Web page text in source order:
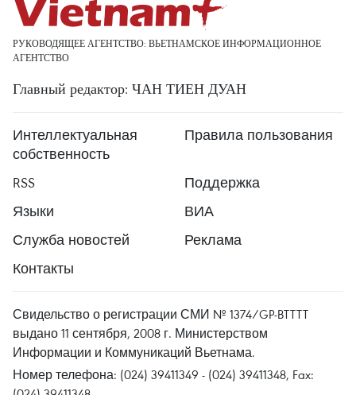
РУКОВОДЯЩЕЕ АГЕНТСТВО: ВЬЕТНАМСКОЕ ИНФОРМАЦИОННОЕ
АГЕНТСТВО
Главный редактор: ЧАН ТИЕН ДУАН
Интеллектуальная
собственность
Правила пользования
RSS
Поддержка
Языки
ВИА
Служба новостей
Реклама
Контакты
Свидельство о регистрации СМИ № 1374/GP-BTTTT
выдано 11 сентября, 2008 г. Министерством
Информации и Коммуникаций Вьетнама.
Номер телефона: (024) 39411349 - (024) 39411348, Fax: